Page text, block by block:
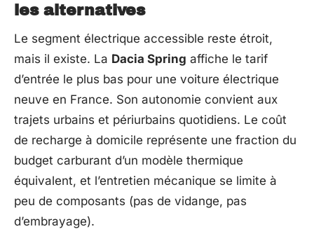
les alternatives
Le segment électrique accessible reste étroit,
mais il existe. La Dacia Spring affiche le tarif
d’entrée le plus bas pour une voiture électrique
neuve en France. Son autonomie convient aux
trajets urbains et périurbains quotidiens. Le coût
de recharge à domicile représente une fraction du
budget carburant d’un modèle thermique
équivalent, et l’entretien mécanique se limite à
peu de composants (pas de vidange, pas
d’embrayage).